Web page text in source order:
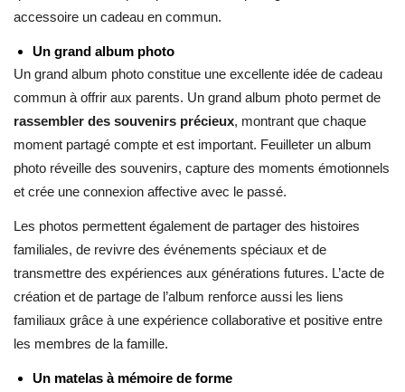
accessoire un cadeau en commun.
Un grand album photo
Un grand album photo constitue une excellente idée de cadeau
commun à offrir aux parents. Un grand album photo permet de
rassembler des souvenirs précieux, montrant que chaque
moment partagé compte et est important. Feuilleter un album
photo réveille des souvenirs, capture des moments émotionnels
et crée une connexion affective avec le passé.
Les photos permettent également de partager des histoires
familiales, de revivre des événements spéciaux et de
transmettre des expériences aux générations futures. L’acte de
création et de partage de l’album renforce aussi les liens
familiaux grâce à une expérience collaborative et positive entre
les membres de la famille.
Un matelas à mémoire de forme